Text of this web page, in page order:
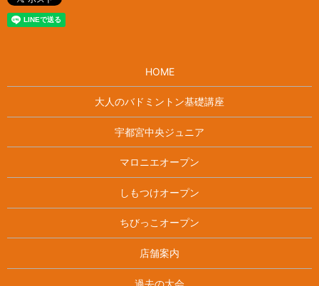
HOME
大人のバドミントン基礎講座
宇都宮中央ジュニア
マロニエオープン
しもつけオープン
ちびっこオープン
店舗案内
過去の大会